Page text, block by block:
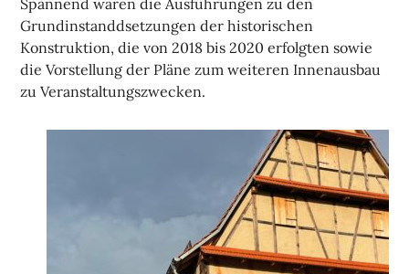
Spannend waren die Ausführungen zu den
Grundinstanddsetzungen der historischen
Konstruktion, die von 2018 bis 2020 erfolgten sowie
die Vorstellung der Pläne zum weiteren Innenausbau
zu Veranstaltungszwecken.